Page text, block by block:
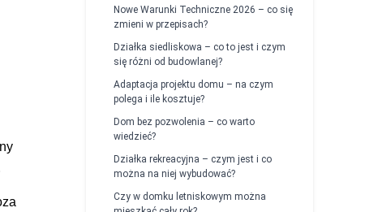
Nowe Warunki Techniczne 2026 – co się
zmieni w przepisach?
Działka siedliskowa – co to jest i czym
się różni od budowlanej?
Adaptacja projektu domu – na czym
polega i ile kosztuje?
Dom bez pozwolenia – co warto
wiedzieć?
Działka rekreacyjna – czym jest i co
można na niej wybudować?
Czy w domku letniskowym można